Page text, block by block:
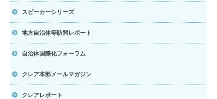
スピーカーシリーズ
地方自治体等訪問レポート
自治体国際化フォーラム
クレア本部メールマガジン
クレアレポート